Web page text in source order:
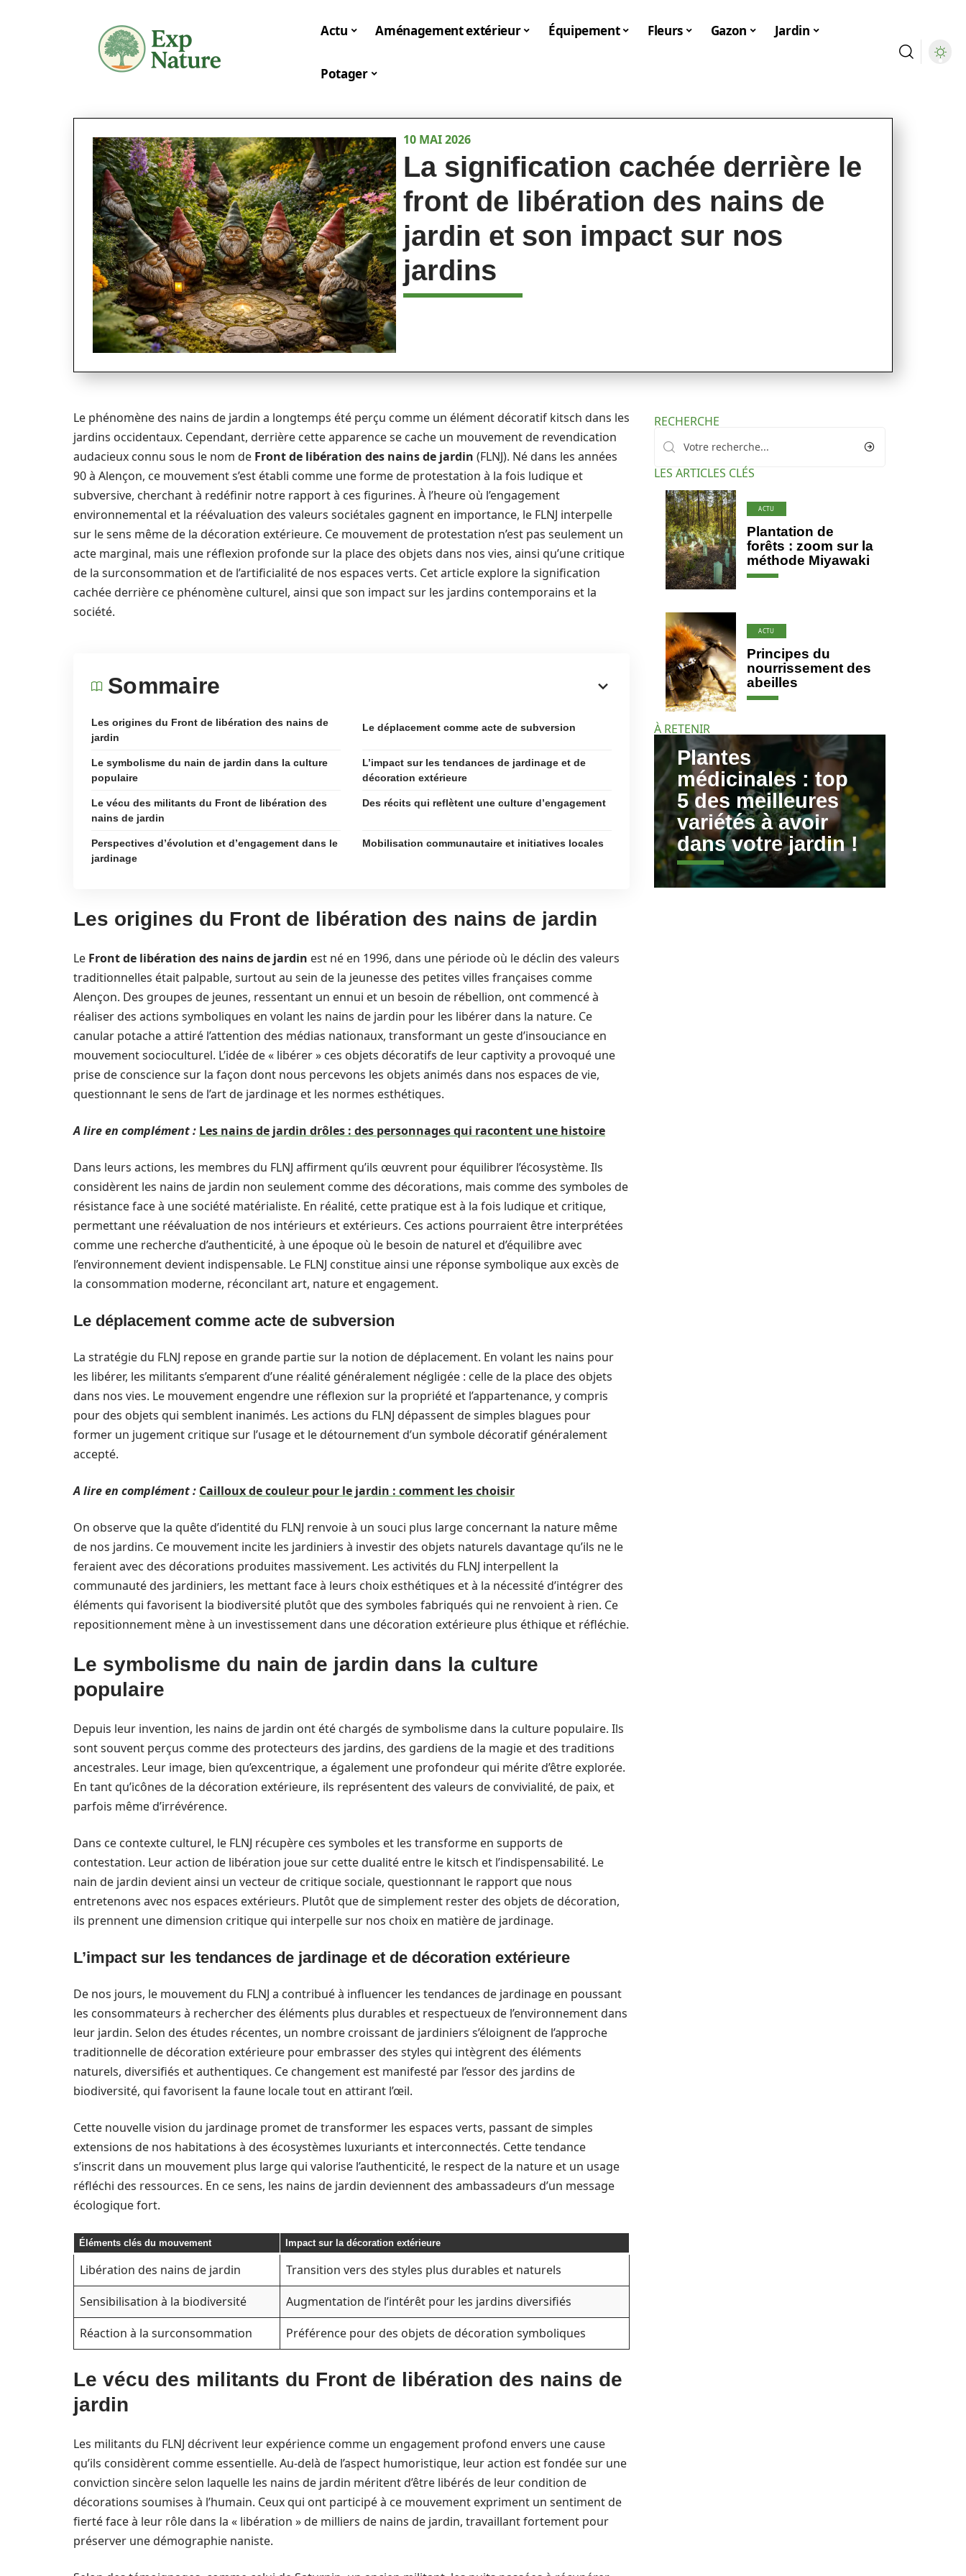
Actu Aménagement extérieur Équipement Fleurs Gazon Jardin
Potager
10 MAI 2026
La signification cachée derrière le
front de libération des nains de
jardin et son impact sur nos
jardins
Le phénomène des nains de jardin a longtemps été perçu comme un élément décoratif kitsch dans les
jardins occidentaux. Cependant, derrière cette apparence se cache un mouvement de revendication
audacieux connu sous le nom de Front de libération des nains de jardin (FLNJ). Né dans les années
90 à Alençon, ce mouvement s’est établi comme une forme de protestation à la fois ludique et
subversive, cherchant à redéfinir notre rapport à ces figurines. À l’heure où l’engagement
environnemental et la réévaluation des valeurs sociétales gagnent en importance, le FLNJ interpelle
sur le sens même de la décoration extérieure. Ce mouvement de protestation n’est pas seulement un
acte marginal, mais une réflexion profonde sur la place des objets dans nos vies, ainsi qu’une critique
de la surconsommation et de l’artificialité de nos espaces verts. Cet article explore la signification
cachée derrière ce phénomène culturel, ainsi que son impact sur les jardins contemporains et la
société.
Sommaire
Les origines du Front de libération des nains de
jardin
Le déplacement comme acte de subversion
Le symbolisme du nain de jardin dans la culture
populaire
L’impact sur les tendances de jardinage et de
décoration extérieure
Le vécu des militants du Front de libération des
nains de jardin
Des récits qui reflètent une culture d’engagement
Perspectives d’évolution et d’engagement dans le
jardinage
Mobilisation communautaire et initiatives locales
Les origines du Front de libération des nains de jardin
Le Front de libération des nains de jardin est né en 1996, dans une période où le déclin des valeurs
traditionnelles était palpable, surtout au sein de la jeunesse des petites villes françaises comme
Alençon. Des groupes de jeunes, ressentant un ennui et un besoin de rébellion, ont commencé à
réaliser des actions symboliques en volant les nains de jardin pour les libérer dans la nature. Ce
canular potache a attiré l’attention des médias nationaux, transformant un geste d’insouciance en
mouvement socioculturel. L’idée de « libérer » ces objets décoratifs de leur captivity a provoqué une
prise de conscience sur la façon dont nous percevons les objets animés dans nos espaces de vie,
questionnant le sens de l’art de jardinage et les normes esthétiques.
A lire en complément : Les nains de jardin drôles : des personnages qui racontent une histoire
Dans leurs actions, les membres du FLNJ affirment qu’ils œuvrent pour équilibrer l’écosystème. Ils
considèrent les nains de jardin non seulement comme des décorations, mais comme des symboles de
résistance face à une société matérialiste. En réalité, cette pratique est à la fois ludique et critique,
permettant une réévaluation de nos intérieurs et extérieurs. Ces actions pourraient être interprétées
comme une recherche d’authenticité, à une époque où le besoin de naturel et d’équilibre avec
l’environnement devient indispensable. Le FLNJ constitue ainsi une réponse symbolique aux excès de
la consommation moderne, réconcilant art, nature et engagement.
Le déplacement comme acte de subversion
La stratégie du FLNJ repose en grande partie sur la notion de déplacement. En volant les nains pour
les libérer, les militants s’emparent d’une réalité généralement négligée : celle de la place des objets
dans nos vies. Le mouvement engendre une réflexion sur la propriété et l’appartenance, y compris
pour des objets qui semblent inanimés. Les actions du FLNJ dépassent de simples blagues pour
former un jugement critique sur l’usage et le détournement d’un symbole décoratif généralement
accepté.
A lire en complément : Cailloux de couleur pour le jardin : comment les choisir
On observe que la quête d’identité du FLNJ renvoie à un souci plus large concernant la nature même
de nos jardins. Ce mouvement incite les jardiniers à investir des objets naturels davantage qu’ils ne le
feraient avec des décorations produites massivement. Les activités du FLNJ interpellent la
communauté des jardiniers, les mettant face à leurs choix esthétiques et à la nécessité d’intégrer des
éléments qui favorisent la biodiversité plutôt que des symboles fabriqués qui ne renvoient à rien. Ce
repositionnement mène à un investissement dans une décoration extérieure plus éthique et réfléchie.
Le symbolisme du nain de jardin dans la culture
populaire
Depuis leur invention, les nains de jardin ont été chargés de symbolisme dans la culture populaire. Ils
sont souvent perçus comme des protecteurs des jardins, des gardiens de la magie et des traditions
ancestrales. Leur image, bien qu’excentrique, a également une profondeur qui mérite d’être explorée.
En tant qu’icônes de la décoration extérieure, ils représentent des valeurs de convivialité, de paix, et
parfois même d’irrévérence.
Dans ce contexte culturel, le FLNJ récupère ces symboles et les transforme en supports de
contestation. Leur action de libération joue sur cette dualité entre le kitsch et l’indispensabilité. Le
nain de jardin devient ainsi un vecteur de critique sociale, questionnant le rapport que nous
entretenons avec nos espaces extérieurs. Plutôt que de simplement rester des objets de décoration,
ils prennent une dimension critique qui interpelle sur nos choix en matière de jardinage.
L’impact sur les tendances de jardinage et de décoration extérieure
De nos jours, le mouvement du FLNJ a contribué à influencer les tendances de jardinage en poussant
les consommateurs à rechercher des éléments plus durables et respectueux de l’environnement dans
leur jardin. Selon des études récentes, un nombre croissant de jardiniers s’éloignent de l’approche
traditionnelle de décoration extérieure pour embrasser des styles qui intègrent des éléments
naturels, diversifiés et authentiques. Ce changement est manifesté par l’essor des jardins de
biodiversité, qui favorisent la faune locale tout en attirant l’œil.
Cette nouvelle vision du jardinage promet de transformer les espaces verts, passant de simples
extensions de nos habitations à des écosystèmes luxuriants et interconnectés. Cette tendance
s’inscrit dans un mouvement plus large qui valorise l’authenticité, le respect de la nature et un usage
réfléchi des ressources. En ce sens, les nains de jardin deviennent des ambassadeurs d’un message
écologique fort.
Éléments clés du mouvement Impact sur la décoration extérieure
Libération des nains de jardin
Transition vers des styles plus durables et naturels
Sensibilisation à la biodiversité
Augmentation de l’intérêt pour les jardins diversifiés
Réaction à la surconsommation
Préférence pour des objets de décoration symboliques
Le vécu des militants du Front de libération des nains de
jardin
Les militants du FLNJ décrivent leur expérience comme un engagement profond envers une cause
qu’ils considèrent comme essentielle. Au-delà de l’aspect humoristique, leur action est fondée sur une
conviction sincère selon laquelle les nains de jardin méritent d’être libérés de leur condition de
décorations soumises à l’humain. Ceux qui ont participé à ce mouvement expriment un sentiment de
fierté face à leur rôle dans la « libération » de milliers de nains de jardin, travaillant fortement pour
préserver une démographie naniste.
RECHERCHE
LES ARTICLES CLÉS
ACTU
Plantation de
forêts : zoom sur la
méthode Miyawaki
ACTU
Principes du
nourrissement des
abeilles
À RETENIR
Plantes
médicinales : top
5 des meilleures
variétés à avoir
dans votre jardin !